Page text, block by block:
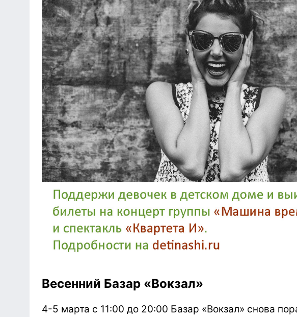
Весенний Базар «Вокзал»
4-5 марта с 11:00 до 20:00 Базар «Вокзал» снова